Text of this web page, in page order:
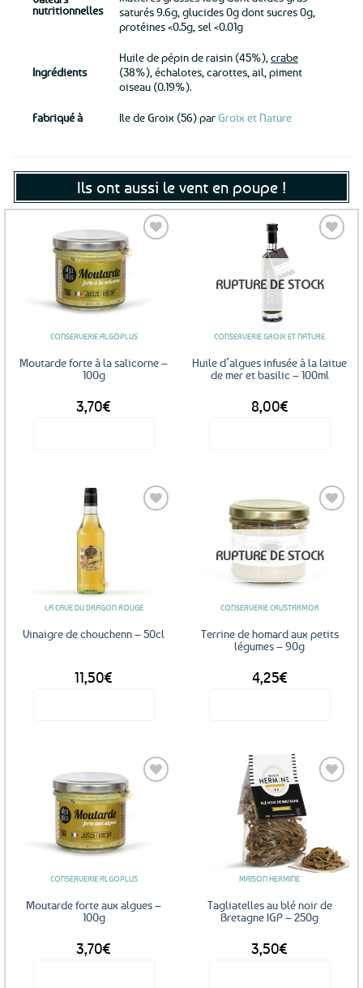
nutritionnelles
saturés 9.6g, glucides 0g dont sucres 0g,
protéines <0.5g, sel <0.01g
Ingrédients
Huile de pépin de raisin (45%), crabe
(38%), échalotes, carottes, ail, piment
oiseau (0.19%).
Fabriqué à Ile de Groix (56) par Groix et Nature
Ils ont aussi le vent en poupe !
CONSERVERIE ALGOPLUS
Moutarde forte à la salicorne –
100g
3,70€
Ajouter
aux
RUPTURE DE STOCK
CONSERVERIE GROIX ET NATURE
Huile d’algues infusée à la laitue
de mer et basilic – 100ml
8,00€
LA CAVE DU DRAGON ROUGE
Vinaigre de chouchenn – 50cl
11,50€
Ajouter
aux
RUPTURE DE STOCK
CONSERVERIE CRUSTARMOR
Terrine de homard aux petits
légumes – 90g
4,25€
CONSERVERIE ALGOPLUS
Moutarde forte aux algues –
100g
3,70€
MAISON HERMINE
Tagliatelles au blé noir de
Bretagne IGP – 250g
3,50€